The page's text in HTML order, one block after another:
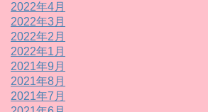
2022年4月
2022年3月
2022年2月
2022年1月
2021年9月
2021年8月
2021年7月